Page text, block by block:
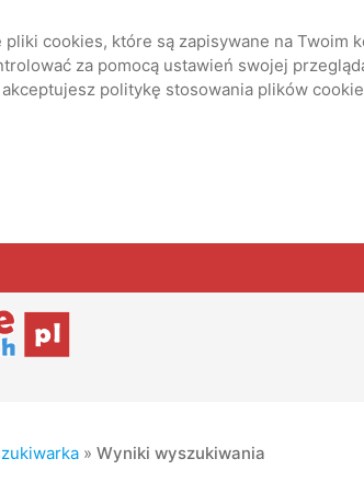
cookies, które są zapisywane na
za pomocą ustawień swojej
politykę stosowania plików
»Wyniki wyszukiwania